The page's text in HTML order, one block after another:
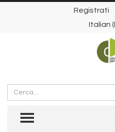
Registrati
Italian
Cerca
TOGGLE